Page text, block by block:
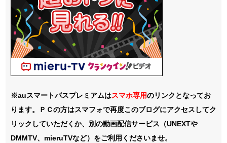
※auスマートパスプレミアムはスマホ専用のリンクとなってお
ります。ＰＣの方はスマフォで再度このブログにアクセスしてク
リックしていただくか、別の動画配信サービス（UNEXTや
DMMTV、mieruTVなど）をご利用くださいませ。